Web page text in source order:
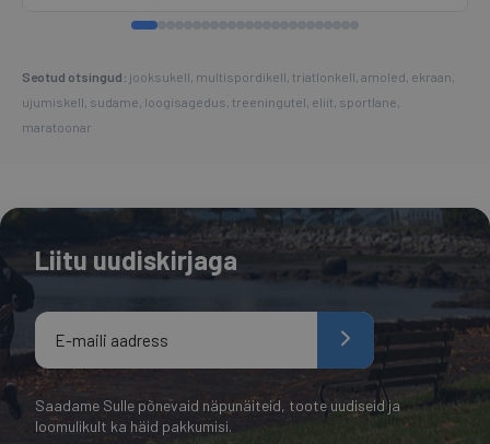
Seotud otsingud: jooksukell, multispordikell, triatlonkell, amoled, ekraan,
ujumiskell, sudame, loogisagedus, treeningutel, eliit, sportlane,
maratoonar
Liitu uudiskirjaga
Saadame Sulle põnevaid näpunäiteid, toote uudiseid ja
loomulikult ka häid pakkumisi.